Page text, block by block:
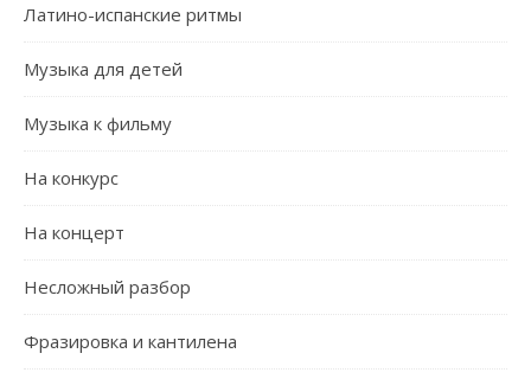
Латино-испанские ритмы
Музыка для детей
Музыка к фильму
На конкурс
На концерт
Несложный разбор
Фразировка и кантилена